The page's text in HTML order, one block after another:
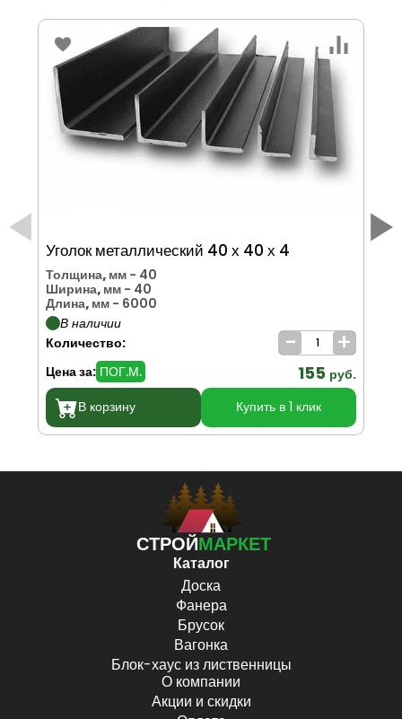
Уголок металлический 40 х 40 х 4
Толщина, мм - 40
Ширина, мм - 40
Длина, мм - 6000
В наличии
Количество:
- +
Цена за: ПОГ.М. 155 руб.
В корзину
Купить в 1 клик
СТРОЙМАРКЕТ
Каталог
Доска
Фанера
Брусок
Вагонка
Блок-хаус из лиственницы
О компании
Акции и скидки